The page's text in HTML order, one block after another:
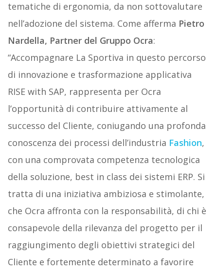
tematiche di ergonomia, da non sottovalutare
nell’adozione del sistema. Come afferma Pietro
Nardella, Partner del Gruppo Ocra:
“Accompagnare La Sportiva in questo percorso
di innovazione e trasformazione applicativa
RISE with SAP, rappresenta per Ocra
l’opportunità di contribuire attivamente al
successo del Cliente, coniugando una profonda
conoscenza dei processi dell’industria Fashion,
con una comprovata competenza tecnologica
della soluzione, best in class dei sistemi ERP. Si
tratta di una iniziativa ambiziosa e stimolante,
che Ocra affronta con la responsabilità, di chi è
consapevole della rilevanza del progetto per il
raggiungimento degli obiettivi strategici del
Cliente e fortemente determinato a favorire